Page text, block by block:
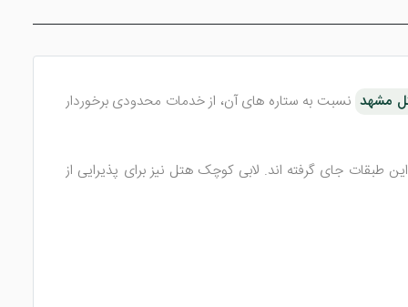
مشهد نسبت به ستاره های آن، از خدمات محدودی برخوردار
دارد. این هتل در مشهد دارای 6 طبقه ساختمانی است که 65 اتاق زیبا درون این طبقات جای گرفته اند. لابی کوچک هتل نیز برای پذیرایی از